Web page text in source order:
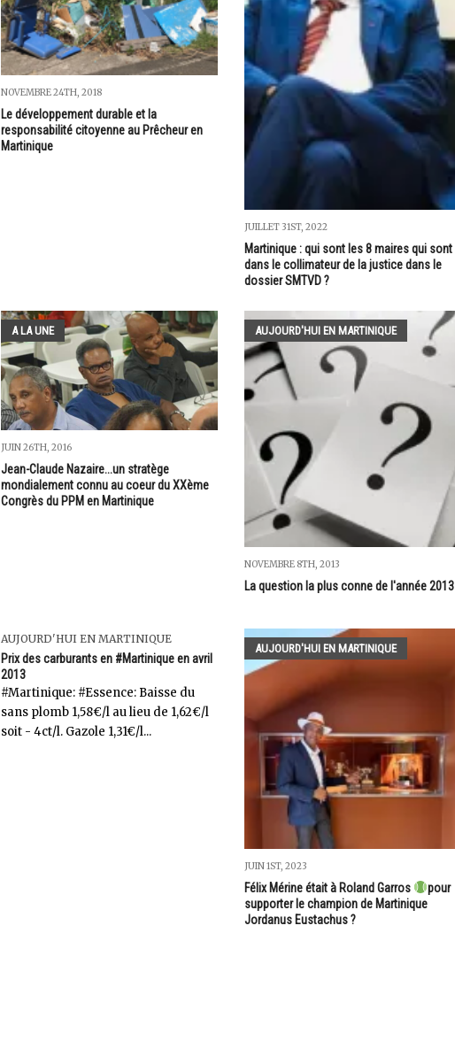
NOVEMBRE 24TH, 2018
Le développement durable et la
responsabilité citoyenne au Prêcheur en
Martinique
JUILLET 31ST, 2022
Martinique : qui sont les 8 maires qui sont
dans le collimateur de la justice dans le
dossier SMTVD ?
A LA UNE
JUIN 26TH, 2016
Jean-Claude Nazaire...un stratège
mondialement connu au coeur du XXème
Congrès du PPM en Martinique
AUJOURD'HUI EN MARTINIQUE
NOVEMBRE 8TH, 2013
La question la plus conne de l'année 2013
AUJOURD'HUI EN MARTINIQUE
Prix des carburants en #Martinique en avril
2013
‎#Martinique: #Essence: Baisse du
sans plomb 1,58€/l au lieu de 1,62€/l
soit - 4ct/l. Gazole 1,31€/l...
AUJOURD'HUI EN MARTINIQUE
JUIN 1ST, 2023
Félix Mérine était à Roland Garros
pour
supporter le champion de Martinique
Jordanus Eustachus ?